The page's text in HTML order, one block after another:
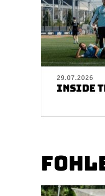
29.07.2026
INSIDE